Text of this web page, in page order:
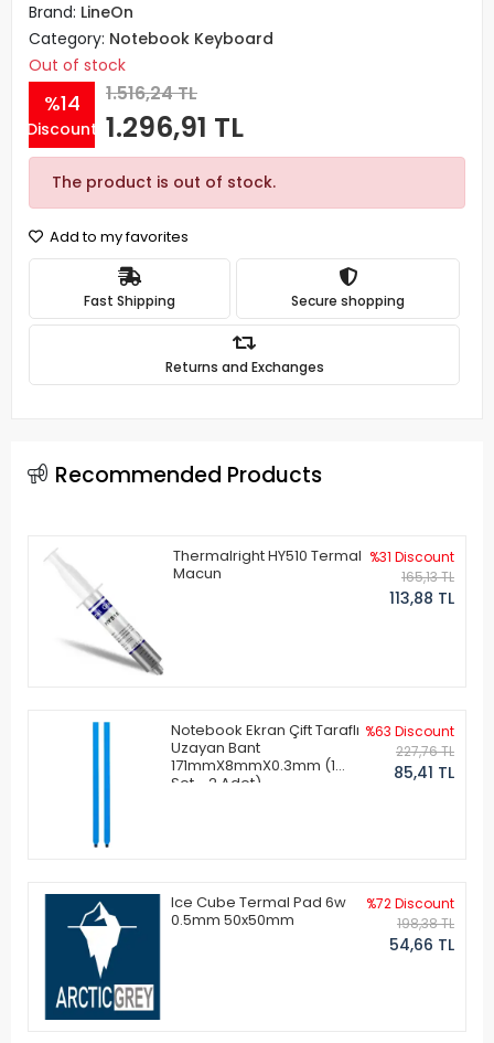
Brand: LineOn
Category: Notebook Keyboard
Out of stock
%14
Discount
1.516,24 TL
1.296,91 TL
The product is out of stock.
Add to my favorites
Fast Shipping Secure shopping
Returns and Exchanges
Recommended Products
Thermalright HY510 Termal
Macun
%31 Discount
165,13 TL
113,88 TL
Notebook Ekran Çift Taraflı
Uzayan Bant
171mmX8mmX0.3mm (1
Set - 2 Adet)
%63 Discount
227,76 TL
85,41 TL
Ice Cube Termal Pad 6w
0.5mm 50x50mm
%72 Discount
198,38 TL
54,66 TL